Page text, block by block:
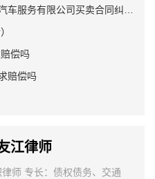
指导案例：张莉诉北京合力华通汽车服务有限公司买卖合同纠纷案
偿吗
赔偿吗
江律师
律师 专长：债权债务、交通